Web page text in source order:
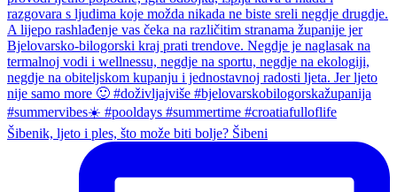
Šibenik, ljeto i ples, što može biti bolje? Šibeni